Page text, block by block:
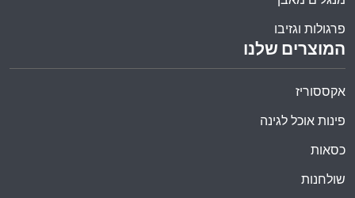
המוצרים שלנו
אקססוריז
פינות אוכל לגינה
כסאות
שולחנות
פרגולות וגזיבו